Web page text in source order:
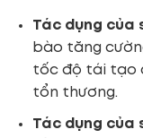
Tác dụng của
bào tăng
tốc độ tái tạo
tổn thương.
Tác dụng của